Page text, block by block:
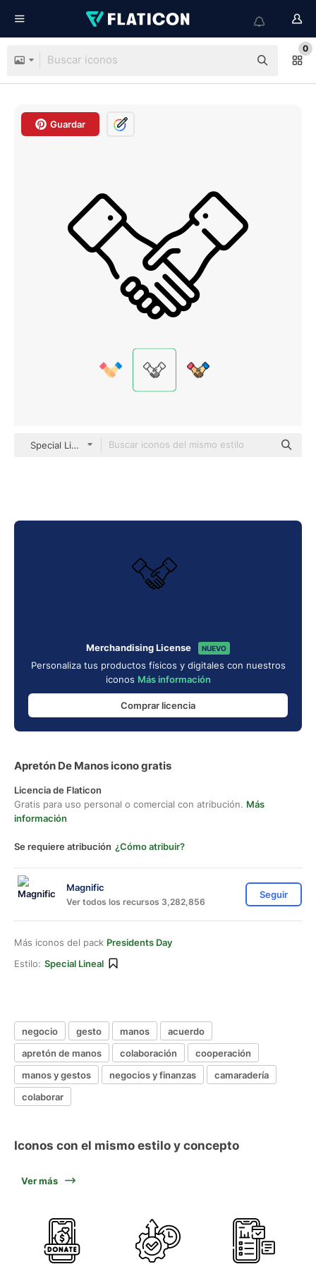
0
Guardar
Special Lineal
Merchandising License NUEVO
Personaliza tus productos físicos y digitales con nuestros
iconos Más información
Comprar licencia
Apretón De Manos icono gratis
Licencia de Flaticon
Gratis para uso personal o comercial con atribución. Más
información
Se requiere atribución ¿Cómo atribuir?
Magnific
Ver todos los recursos 3,282,856
Seguir
Más iconos del pack Presidents Day
Estilo: Special Lineal
negocio gesto manos
acuerdo
apretón de manos
colaboración
cooperación
manos y gestos
negocios y finanzas
camaradería
colaborar
Iconos con el mismo estilo y concepto
Ver más